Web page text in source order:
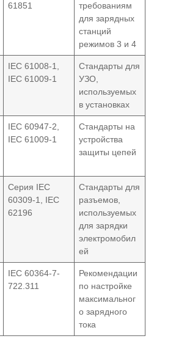
61851
требованиям
для зарядных
станций
режимов 3 и 4
IEC 61008-1,
IEC 61009-1
Стандарты для
УЗО,
используемых
в установках
IEC 60947-2,
IEC 61009-1
Стандарты на
устройства
защиты цепей
Серия IEC
60309-1, IEC
62196
Стандарты для
разъемов,
используемых
для зарядки
электромобил
ей
IEC 60364-7-
722.311
Рекомендации
по настройке
максимальног
о зарядного
тока